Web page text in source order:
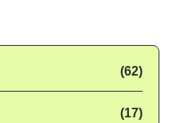
(62)
(17)